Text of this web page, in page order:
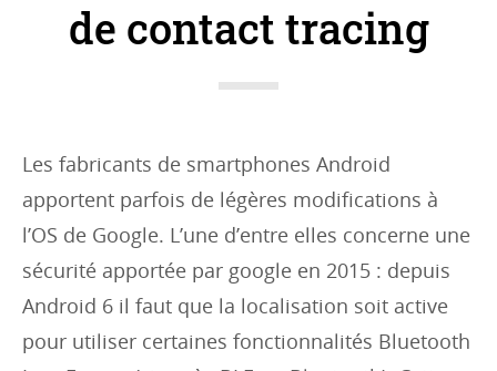
e
:
de contact tracing
Les fabricants de smartphones Android
apportent parfois de légères modifications à
l’OS de Google. L’une d’entre elles concerne une
sécurité apportée par google en 2015 : depuis
Android 6 il faut que la localisation soit active
pour utiliser certaines fonctionnalités Bluetooth